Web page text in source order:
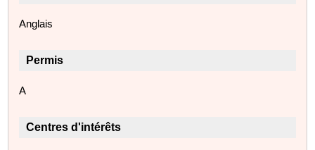
Anglais
Permis
A
Centres d'intérêts